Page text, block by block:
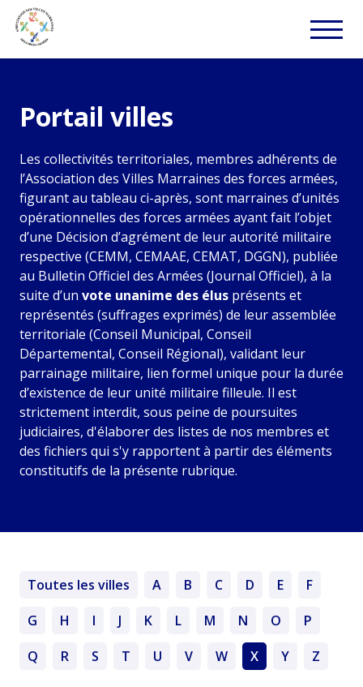
Portail villes
Les collectivités territoriales, membres adhérents de
l’Association des Villes Marraines des forces armées,
figurant au tableau ci-après, sont marraines d’unités
opérationnelles des forces armées ayant fait l’objet
d’une Décision d’agrément de leur autorité militaire
respective (CEMM, CEMAAE, CEMAT, DGGN), publiée
au Bulletin Officiel des Armées (Journal Officiel), à la
suite d’un vote unanime des élus présents et
représentés (suffrages exprimés) de leur assemblée
territoriale (Conseil Municipal, Conseil
Départemental, Conseil Régional), validant leur
parrainage militaire, lien formel unique pour la durée
d’existence de leur unité militaire filleule. Il est
strictement interdit, sous peine de poursuites
judiciaires, d'élaborer des listes de nos membres et
des fichiers qui s'y rapportent à partir des éléments
constitutifs de la présente rubrique.
Toutes les villes A B C D E
F
G
H I J K L M N O
P
Q
R S T U V W X Y Z